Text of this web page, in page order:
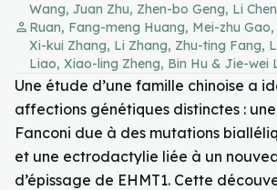
person
Wang, Juan Zhu, Zhen-bo Geng, Li
Ruan, Fang-meng Huang, Mei-zhu Gao,
Xi-kui Zhang, Li Zhang, Zhu-ting Fang,
Liao, Xiao-ling Zheng, Bin Hu & Jie-wei
Une étude d’une famille chinoise a
affections génétiques distinctes :
Fanconi due à des mutations
et une ectrodactylie liée à un
d’épissage de EHMT1. Cette